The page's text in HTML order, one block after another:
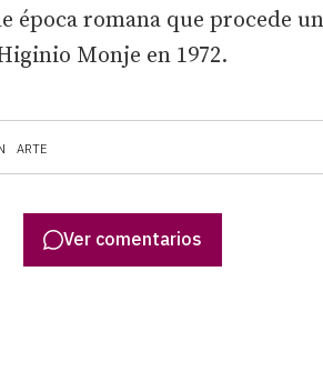
ARTE
época romana que procede
Monje en 1972.
Ver comentarios